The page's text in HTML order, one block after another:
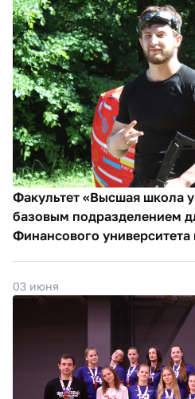
Факультет «Высшая школа
базовым подразделением
Финансового
03 июня